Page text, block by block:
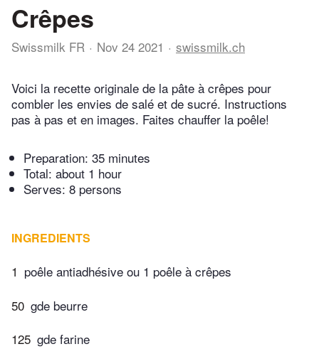
Crêpes
Swissmilk FR Nov 24 2021 swissmilk.ch
Voici la recette originale de la pâte à crêpes pour
combler les envies de salé et de sucré. Instructions
pas à pas et en images. Faites chauffer la poêle!
Preparation: 35 minutes
Total: about 1 hour
Serves: 8 persons
INGREDIENTS
1 poêle antiadhésive ou 1 poêle à crêpes
50 gde beurre
125 gde farine